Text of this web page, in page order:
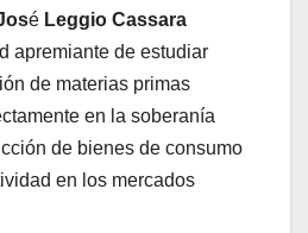
é Leggio Cassara
apremiante de estudiar
de materias primas
en la soberanía
de bienes de consumo
en los mercados